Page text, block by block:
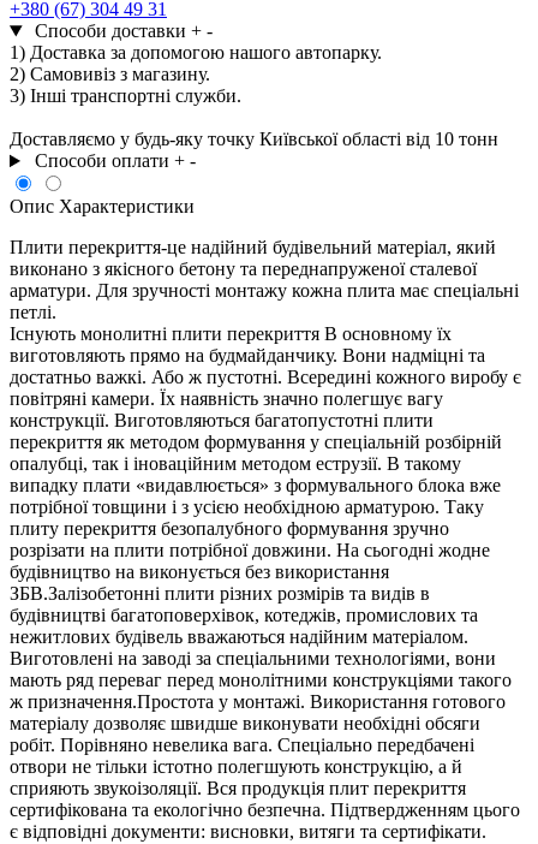
220
кількість
+380 (67) 304 49 31
Способи доставки + -
1) Доставка за допомогою нашого автопарку.
2) Самовивіз з магазину.
3) Інші транспортні служби.
Доставляємо у будь-яку точку Київської області від 10 тонн
Способи оплати + -
Опис Характеристики
Плити перекриття-це надійний будівельний матеріал, який
виконано з якісного бетону та переднапруженої сталевої
арматури. Для зручності монтажу кожна плита має спеціальні
петлі.
Існують монолитні плити перекриття В основному їх
виготовляють прямо на будмайданчику. Вони надміцні та
достатньо важкі. Або ж пустотні. Всередині кожного виробу є
повітряні камери. Їх наявність значно полегшує вагу
конструкції. Виготовляються багатопустотні плити
перекриття як методом формування у спеціальній розбірній
опалубці, так і іноваційним методом еструзії. В такому
випадку плати «видавлюється» з формувального блока вже
потрібної товщини і з усією необхідною арматурою. Таку
плиту перекриття безопалубного формування зручно
розрізати на плити потрібної довжини. На сьогодні жодне
будівництво на виконується без використання
ЗБВ.Залізобетонні плити різних розмірів та видів в
будівництві багатоповерхівок, котеджів, промислових та
нежитлових будівель вважаються надійним матеріалом.
Виготовлені на заводі за спеціальними технологіями, вони
мають ряд переваг перед монолітними конструкціями такого
ж призначення.Простота у монтажі. Використання готового
матеріалу дозволяє швидше виконувати необхідні обсяги
робіт. Порівняно невелика вага. Спеціально передбачені
отвори не тільки істотно полегшують конструкцію, а й
сприяють звукоізоляції. Вся продукція плит перекриття
сертифікована та екологічно безпечна. Підтвердженням цього
є відповідні документи: висновки, витяги та сертифікати.